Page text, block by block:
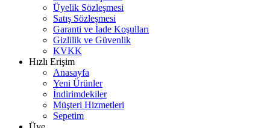
Üyelik Sözleşmesi
Satış Sözleşmesi
Garanti ve İade Koşulları
Gizlilik ve Güvenlik
KVKK
Hızlı Erişim
Anasayfa
Yeni Ürünler
İndirimdekiler
Müşteri Hizmetleri
Sepetim